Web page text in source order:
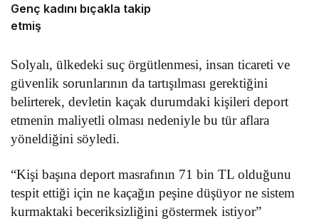
Genç kadını bıçakla takip
etmiş
Solyalı, ülkedeki suç örgütlenmesi, insan ticareti ve
güvenlik sorunlarının da tartışılması gerektiğini
belirterek, devletin kaçak durumdaki kişileri deport
etmenin maliyetli olması nedeniyle bu tür aflara
yöneldiğini söyledi.
“Kişi başına deport masrafının 71 bin TL olduğunu
tespit ettiği için ne kaçağın peşine düşüyor ne sistem
kurmaktaki beceriksizliğini göstermek istiyor”